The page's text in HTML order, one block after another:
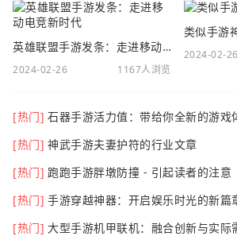
英雄联盟手游发条：走进移动电竞新时代
2024-02-26 1167人浏览
类似手游
2024-02-26
[热门] 石器手游活力值：带给你全新的游戏
[热门] 神武手游夫妻护符的行业文章
[热门] 跑跑手游胖墩防撞 - 引起读者的注意
[热门] 手游穿越神器：开启娱乐时光的新篇
[热门] 大型手游机甲联机：融合创新与实际